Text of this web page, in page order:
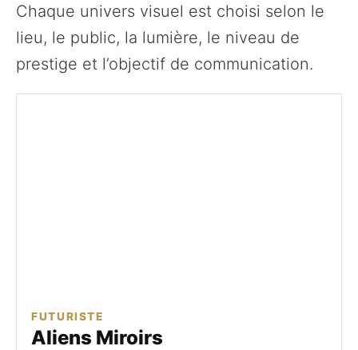
Chaque univers visuel est choisi selon le
lieu, le public, la lumière, le niveau de
prestige et l’objectif de communication.
FUTURISTE
Aliens Miroirs